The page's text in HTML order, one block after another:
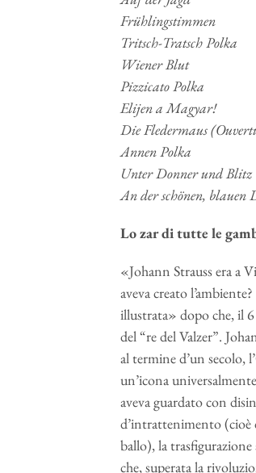
Frühlingstimmen
Tritsch-Tratsch Polka
Wiener Blut
Pizzicato Polka
Elijen a Magyar!
Die Fledermaus
Annen Polka
Unter Donner und Blitz
An der schönen, blauen
Lo zar di tutte le
«Johann Strauss era a
aveva creato
illustrata» dopo che, il
del “re del Valzer”.
al termine d’un secolo,
un’icona
aveva guardato con
d’intrattenimento (cioè
ballo), la trasfigurazione
che, superata la